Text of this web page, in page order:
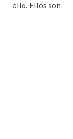
ello. Ellos son: